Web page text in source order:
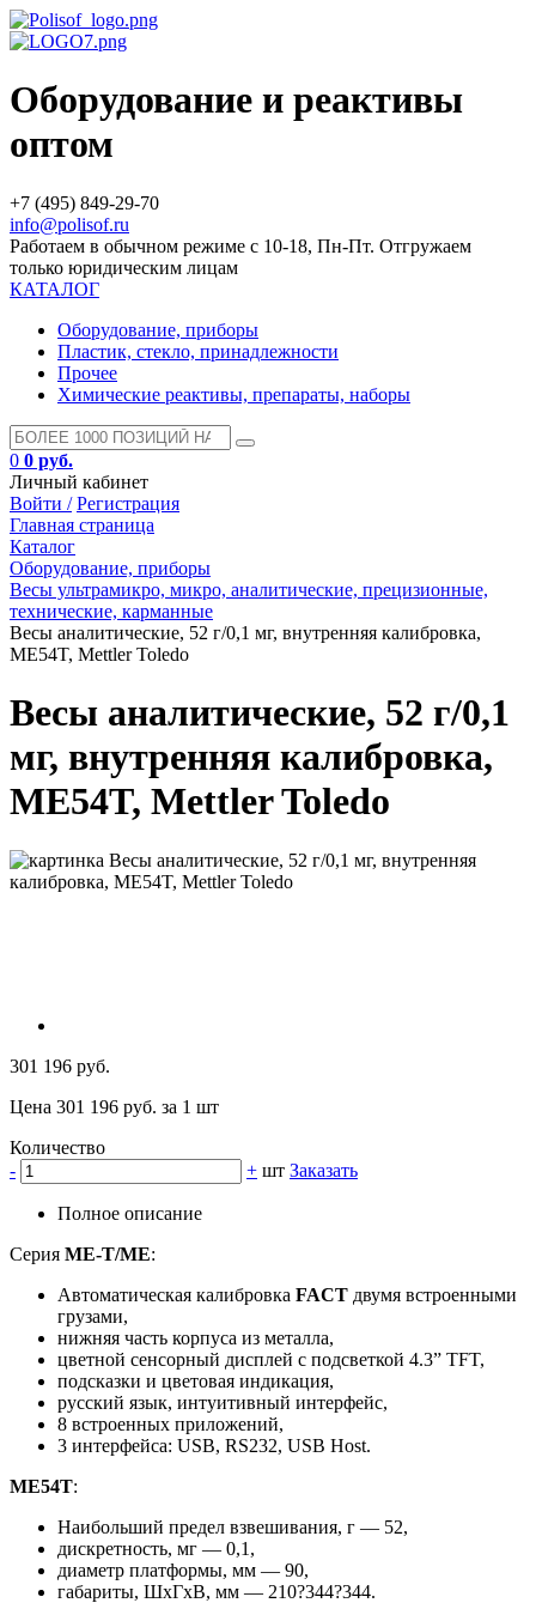
Оборудование и реактивы
оптом
+7 (495) 849-29-70
info@polisof.ru
Работаем в обычном режиме с 10-18, Пн-Пт. Отгружаем
только юридическим лицам
КАТАЛОГ
Оборудование, приборы
Пластик, стекло, принадлежности
Прочее
Химические реактивы, препараты, наборы
0 0 руб.
Личный кабинет
Войти / Регистрация
Главная страница
Каталог
Оборудование, приборы
Весы ультрамикро, микро, аналитические, прецизионные,
технические, карманные
Весы аналитические, 52 г/0,1 мг, внутренняя калибровка,
ME54T, Mettler Toledo
Весы аналитические, 52 г/0,1
мг, внутренняя калибровка,
ME54T, Mettler Toledo
301 196 руб.
Цена 301 196 руб. за 1 шт
Количество
-
+ шт Заказать
Полное описание
Серия ME-T/ME:
Автоматическая калибровка FACT двумя встроенными
грузами,
нижняя часть корпуса из металла,
цветной сенсорный дисплей с подсветкой 4.3” TFT,
подсказки и цветовая индикация,
русский язык, интуитивный интерфейс,
8 встроенных приложений,
3 интерфейса: USB, RS232, USB Host.
ME54T:
Наибольший предел взвешивания, г — 52,
дискретность, мг — 0,1,
диаметр платформы, мм — 90,
габариты, ШхГхВ, мм — 210?344?344.